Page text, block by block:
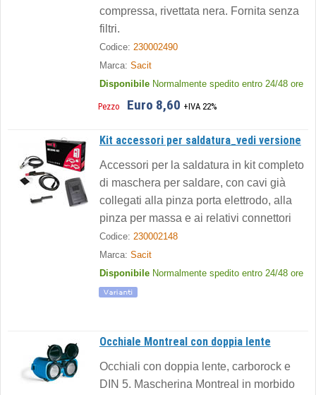
compressa, rivettata nera. Fornita senza
filtri.
Codice: 230002490
Marca: Sacit
Disponibile Normalmente spedito entro 24/48 ore
Pezzo Euro 8,60 +IVA 22%
Kit accessori per saldatura_vedi versione
Accessori per la saldatura in kit completo
di maschera per saldare, con cavi già
collegati alla pinza porta elettrodo, alla
pinza per massa e ai relativi connettori
Codice: 230002148
Marca: Sacit
Disponibile Normalmente spedito entro 24/48 ore
Occhiale Montreal con doppia lente
Occhiali con doppia lente, carborock e
DIN 5. Mascherina Montreal in morbido